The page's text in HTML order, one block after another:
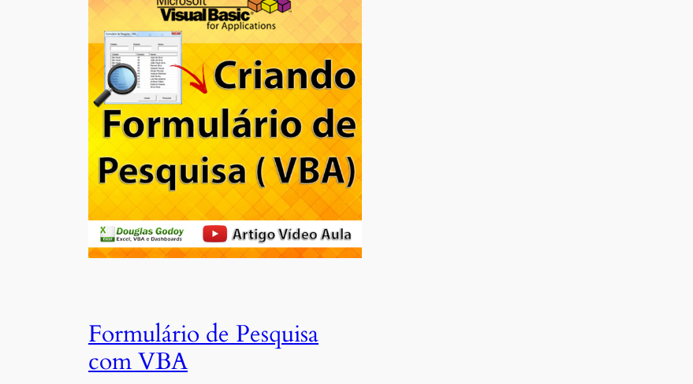
Formulário de Pesquisa
com VBA